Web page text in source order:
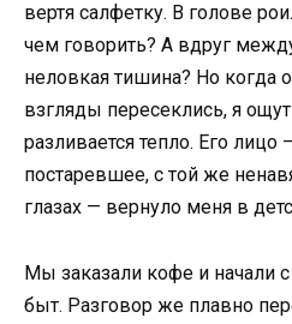
вертя салфетку. В голове
чем говорить? А вдруг
неловкая тишина? Но когда
взгляды пересеклись, я
разливается тепло. Его лицо
постаревшее, с той же
глазах — вернуло меня в
Мы заказали кофе и начали с
быт. Разговор же плавно